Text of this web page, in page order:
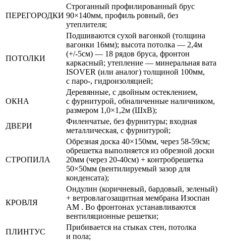
ПЕРЕГОРОДКИ
Строганный профилированный брус
90×140мм, профиль ровный, без
утеплителя;
ПОТОЛКИ
Подшиваются сухой вагонкой (толщина
вагонки 16мм); высота потолка — 2,4м
(+/-5см) — 18 рядов бруса, фронтон
каркасный; утепление — минеральная вата
ISOVER (или аналог) толщиной 100мм,
с паро-, гидроизоляцией;
ОКНА
Деревянные, с двойным остеклением,
с фурнитурой, обналиченные наличником,
размером 1,0×1,2м (ШхВ);
ДВЕРИ
Филенчатые, без фурнитуры; входная
металлическая, с фурнитурой;
СТРОПИЛА
Обрезная доска 40×150мм, через 58-59см;
обрешетка выполняется из обрезной доски
20мм (через 20-40см) + контробрешетка
50×50мм (вентилируемый зазор для
конденсата);
КРОВЛЯ
Ондулин (коричневый, бардовый, зеленый)
+ ветровлагозащитная мембрана Изоспан
АМ . Во фронтонах устанавливаются
вентиляционные решетки;
ПЛИНТУС
Прибивается на стыках стен, потолка
и пола;